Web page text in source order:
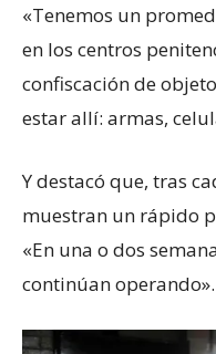
«Tenemos un
en los centros
confiscación de
estar allí: armas,
Y destacó que, tras
muestran un rápido
«En una o dos
continúan operando».